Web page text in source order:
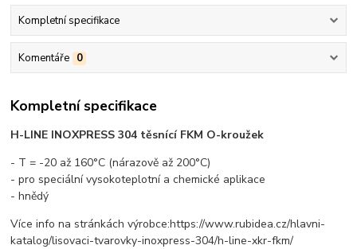
Kompletní specifikace
Komentáře 0
Kompletní specifikace
H-LINE INOXPRESS 304 těsnící FKM O-kroužek
- T = -20 až 160°C (nárazově až 200°C)
- pro speciální vysokoteplotní a chemické aplikace
- hnědý
Více info na stránkách výrobce:https://www.rubidea.cz/hlavni-
katalog/lisovaci-tvarovky-inoxpress-304/h-line-xkr-fkm/